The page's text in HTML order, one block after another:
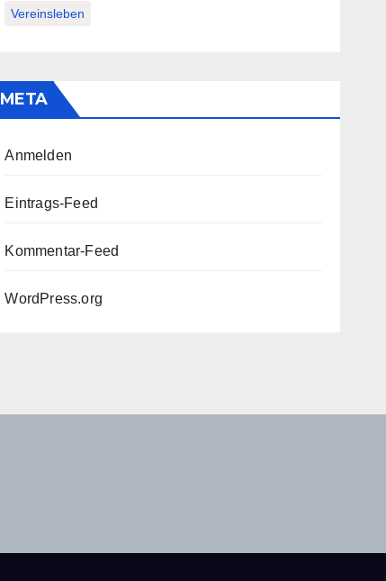
Vereinsleben
META
Anmelden
Eintrags-Feed
Kommentar-Feed
WordPress.org